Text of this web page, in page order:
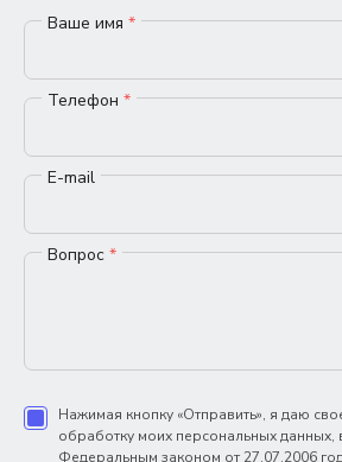
Ваше имя *
Телефон *
E-mail
Вопрос *
Нажимая кнопку «Отправить», я даю
обработку моих персональных данных,
Федеральным законом от 27.07.2006